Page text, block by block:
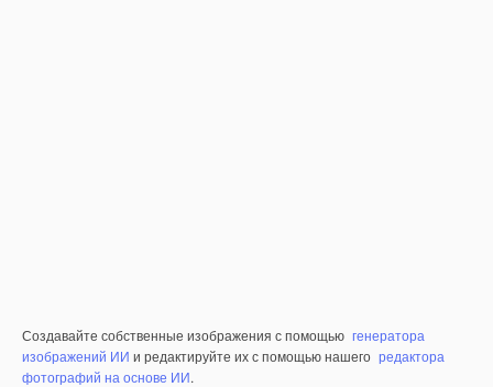
Создавайте собственные изображения с помощью генератора
изображений ИИ и редактируйте их с помощью нашего редактора
фотографий на основе ИИ.